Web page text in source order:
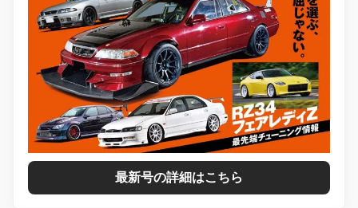
最新号の詳細はこちら